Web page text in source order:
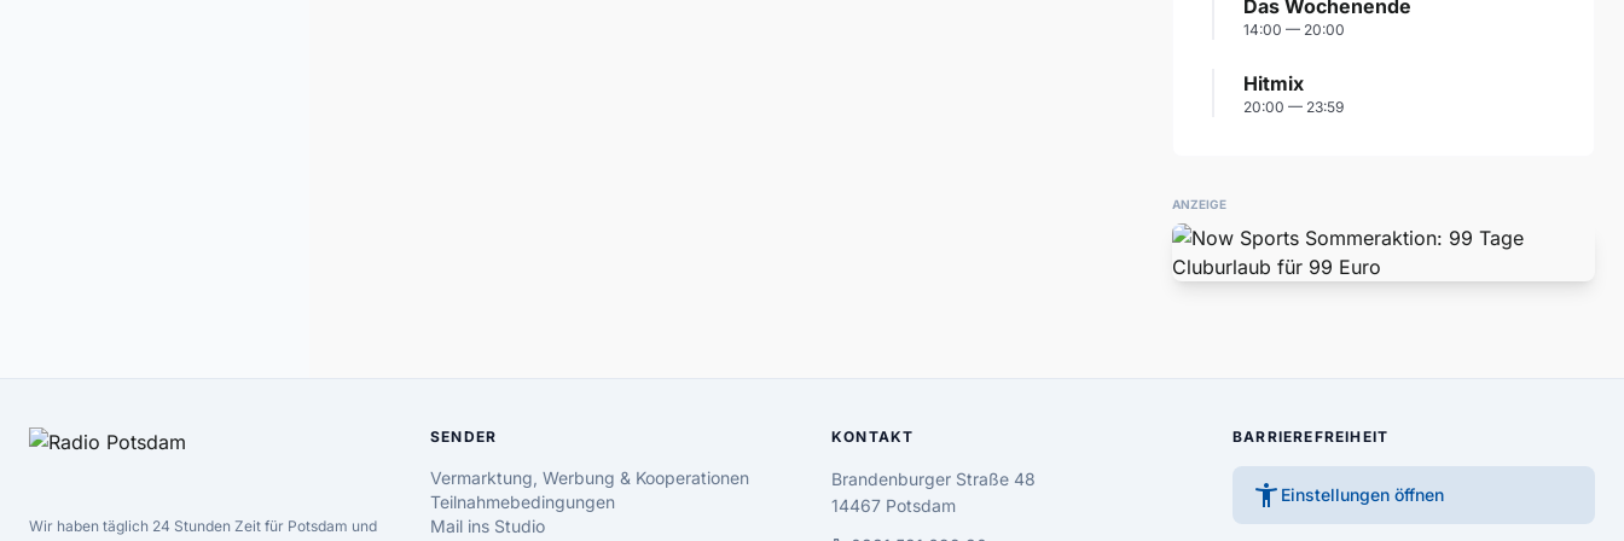
Das Wochenende
14:00 — 20:00
Hitmix
20:00 — 23:59
ANZEIGE
Wir haben täglich 24 Stunden Zeit für Potsdam und
SENDER
Vermarktung, Werbung & Kooperationen
Teilnahmebedingungen
Mail ins Studio
KONTAKT
Brandenburger Straße 48
14467 Potsdam
BARRIEREFREIHEIT
accessibility_new Einstellungen öffnen